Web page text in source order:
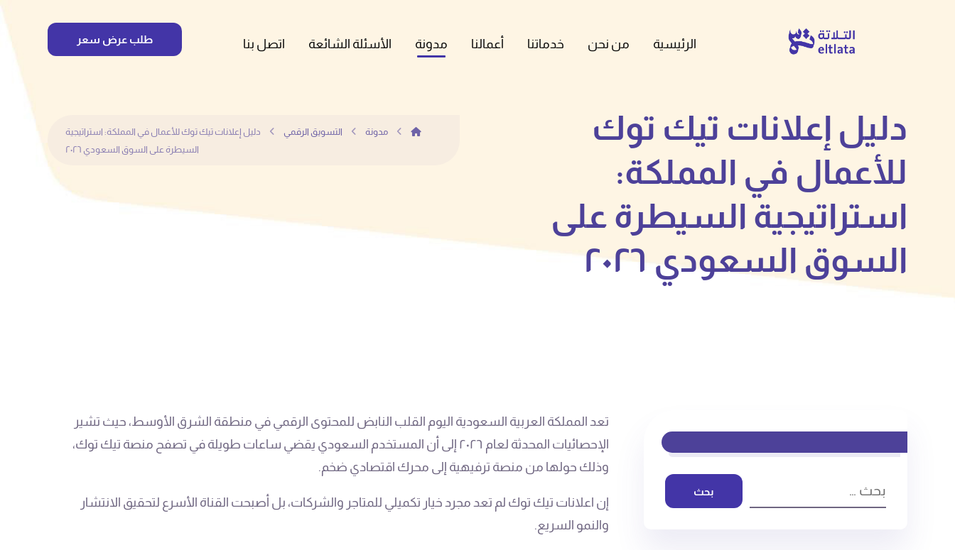
الرئيسية من نحن خدماتنا أعمالنا مدونة الأسئلة الشائعة اتصل بنا طلب عرض سعر
دليل إعلانات تيك توك
للأعمال في المملكة:
استراتيجية السيطرة على
السوق السعودي ٢٠٢٦
مدونة التسويق الرقمي
دليل إعلانات تيك توك للأعمال في المملكة: استراتيجية
السيطرة على السوق السعودي ٢٠٢٦
تعد المملكة العربية السعودية اليوم القلب النابض للمحتوى الرقمي في منطقة الشرق الأوسط، حيث تشير
الإحصائيات المحدثة لعام ٢٠٢٦ إلى أن المستخدم السعودي يقضي ساعات طويلة في تصفح منصة تيك توك،
وذلك حولها من منصة ترفيهية إلى محرك اقتصادي ضخم.
إن اعلانات تيك توك لم تعد مجرد خيار تكميلي للمتاجر والشركات، بل أصبحت القناة الأسرع لتحقيق الانتشار
والنمو السريع.
بحث